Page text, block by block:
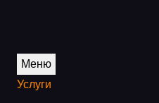
Меню
Услуги